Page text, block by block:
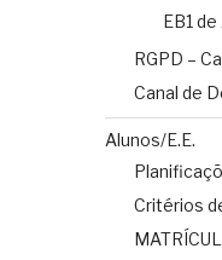
EB1
RGPD –
Canal de
Alunos/E.E.
Critérios